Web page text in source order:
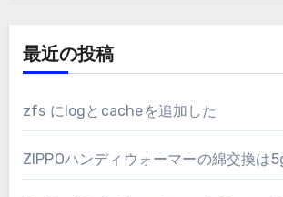
最近の投稿
zfs にlogとcacheを追加した
ZIPPOハンディウォーマーの綿交換は